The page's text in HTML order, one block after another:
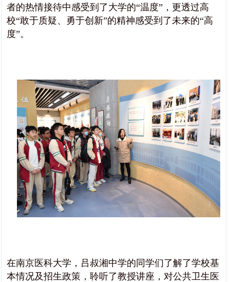
者的热情接待中感受到了大学的“温度”，更透过高
校“敢于质疑、勇于创新”的精神感受到了未来的“高
度”。
在南京医科大学，吕叔湘中学的同学们了解了学校基
本情况及招生政策，聆听了教授讲座，对公共卫生医